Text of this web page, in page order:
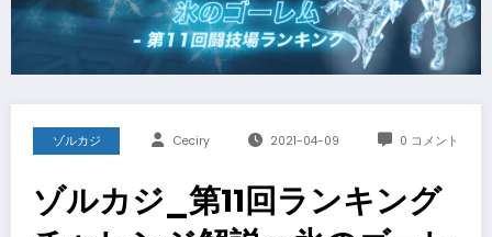
ゾルカジ Ceciry 2021-04-09 0 コメント
ゾルカジ_第11回ランキング